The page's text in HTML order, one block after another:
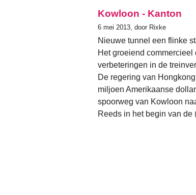
Kowloon - Kanton
6 mei 2013, door Rixke
Nieuwe tunnel een flinke
Het groeiend
verbeteringen in de
De regering van
miljoen Amerikaanse
spoorweg van Kowloon
Reeds in het begin van